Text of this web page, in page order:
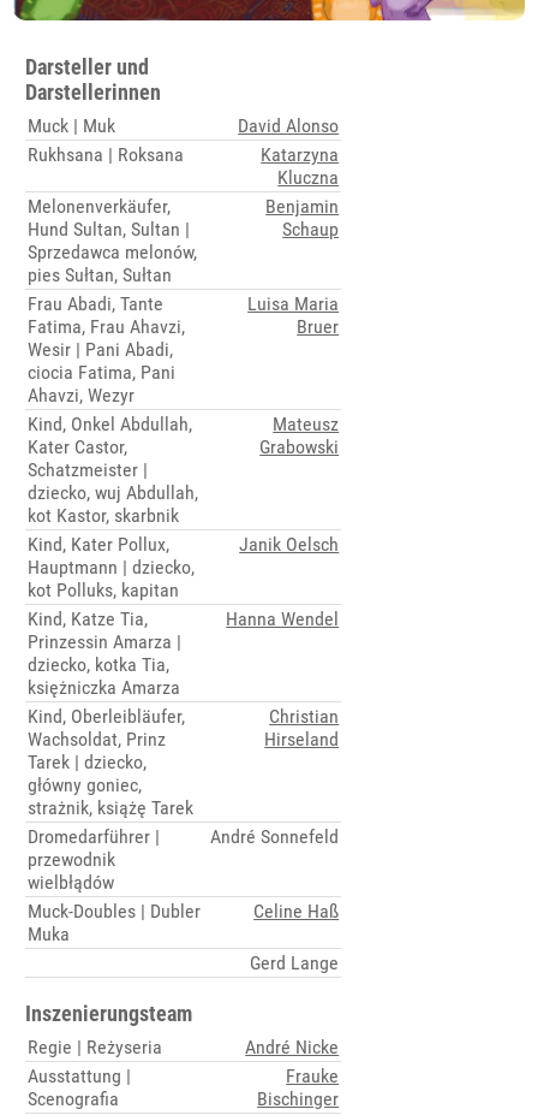
Darsteller und
Darstellerinnen
Muck | Muk
David Alonso
Rukhsana | Roksana
Katarzyna
Kluczna
Melonenverkäufer,
Hund Sultan, Sultan |
Sprzedawca melonów,
pies Sułtan, Sułtan
Benjamin
Schaup
Frau Abadi, Tante
Fatima, Frau Ahavzi,
Wesir | Pani Abadi,
ciocia Fatima, Pani
Ahavzi, Wezyr
Luisa Maria
Bruer
Kind, Onkel Abdullah,
Kater Castor,
Schatzmeister |
dziecko, wuj Abdullah,
kot Kastor, skarbnik
Mateusz
Grabowski
Kind, Kater Pollux,
Hauptmann | dziecko,
kot Polluks, kapitan
Janik Oelsch
Kind, Katze Tia,
Prinzessin Amarza |
dziecko, kotka Tia,
księżniczka Amarza
Hanna Wendel
Kind, Oberleibläufer,
Wachsoldat, Prinz
Tarek | dziecko,
główny goniec,
strażnik, książę Tarek
Christian
Hirseland
Dromedarführer |
przewodnik
wielbłądów
André Sonnefeld
Muck-Doubles | Dubler
Muka
Celine Haß
Gerd Lange
Inszenierungsteam
Regie | Reżyseria
André Nicke
Ausstattung |
Scenografia
Frauke
Bischinger